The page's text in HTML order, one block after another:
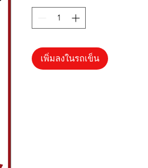
เพิ่มลงในรถเข็น